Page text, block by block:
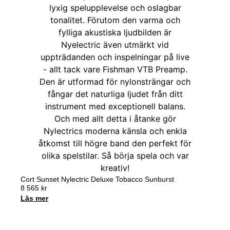
Cort Sunset Nylectric Deluxe Tobacco Sunburst
8 565 kr
Läs mer